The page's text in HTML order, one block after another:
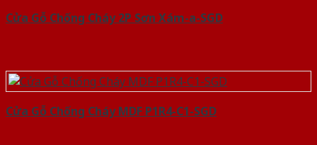
Cửa Gỗ Chống Cháy 2P Sơn Xám-a-SGD
Cửa Gỗ Chống Cháy MDF P1R4-C1-SGD